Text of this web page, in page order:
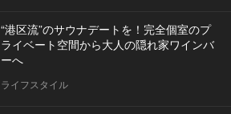
“港区流”のサウナデートを！完全個室のプ
ライベート空間から大人の隠れ家ワインバ
ーへ
ライフスタイル